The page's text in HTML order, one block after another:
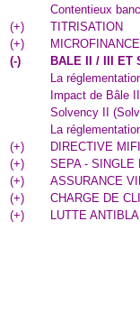
Contentieux
(+)
TITRISATION
(+)
MICROFINANCE
(-)
BALE II / III ET
La
Impact de Bâle
Solvency II
La
(+)
DIRECTIVE
(+)
SEPA - SINGLE
(+)
ASSURANCE
(+)
CHARGE DE
(+) LUTTE